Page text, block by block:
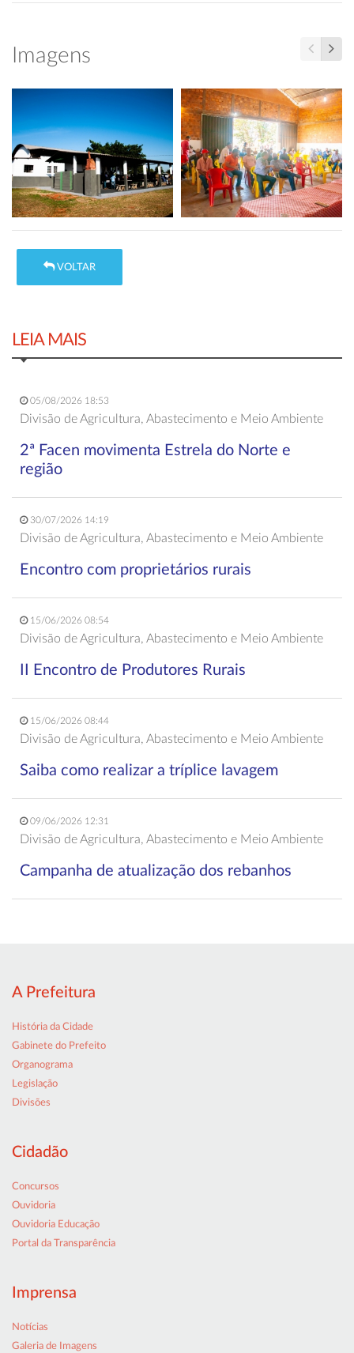
Imagens
VOLTAR
LEIA MAIS
05/08/2026 18:53
Divisão de Agricultura, Abastecimento e Meio Ambiente
2ª Facen movimenta Estrela do Norte e
região
30/07/2026 14:19
Divisão de Agricultura, Abastecimento e Meio Ambiente
Encontro com proprietários rurais
15/06/2026 08:54
Divisão de Agricultura, Abastecimento e Meio Ambiente
II Encontro de Produtores Rurais
15/06/2026 08:44
Divisão de Agricultura, Abastecimento e Meio Ambiente
Saiba como realizar a tríplice lavagem
09/06/2026 12:31
Divisão de Agricultura, Abastecimento e Meio Ambiente
Campanha de atualização dos rebanhos
A Prefeitura
História da Cidade
Gabinete do Prefeito
Organograma
Legislação
Divisões
Cidadão
Concursos
Ouvidoria
Ouvidoria Educação
Portal da Transparência
Imprensa
Notícias
Galeria de Imagens